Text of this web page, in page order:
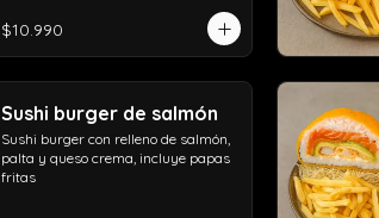
$10.990
Sushi burger de salmón
Sushi burger con relleno de salmón,
palta y queso crema, incluye papas
fritas